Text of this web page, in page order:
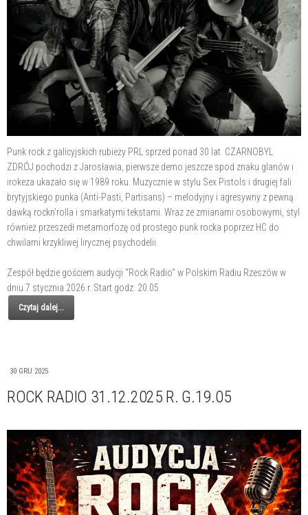
Punk rock z galicyjskich rubieży PRL sprzed ponad 30 lat. CZARNOBYL
ZDRÓJ pochodzi z Jarosławia, pierwsze demo jeszcze spod znaku glanów i
irokeza ukazało się w 1989 roku. Muzycznie w stylu Sex Pistols i drugiej fali
brytyjskiego punka (Anti-Pasti, Partisans) – melodyjny i agresywny z pewną
dawką rockn’rolla i smarkatymi tekstami. Wraz ze zmianami osobowymi, styl
również przeszedł metamorfozę od prostego punk rocka poprzez HC do
chwilami krzykliwej lirycznej psychodelii.
Zespół będzie gościem audycji "Rock Radio" w Polskim Radiu Rzeszów w
dniu 7 stycznia 2026 r. Start godz. 20.05
Czytaj dalej...
30 GRU 2025
ROCK RADIO 31.12.2025 R. G.19.05